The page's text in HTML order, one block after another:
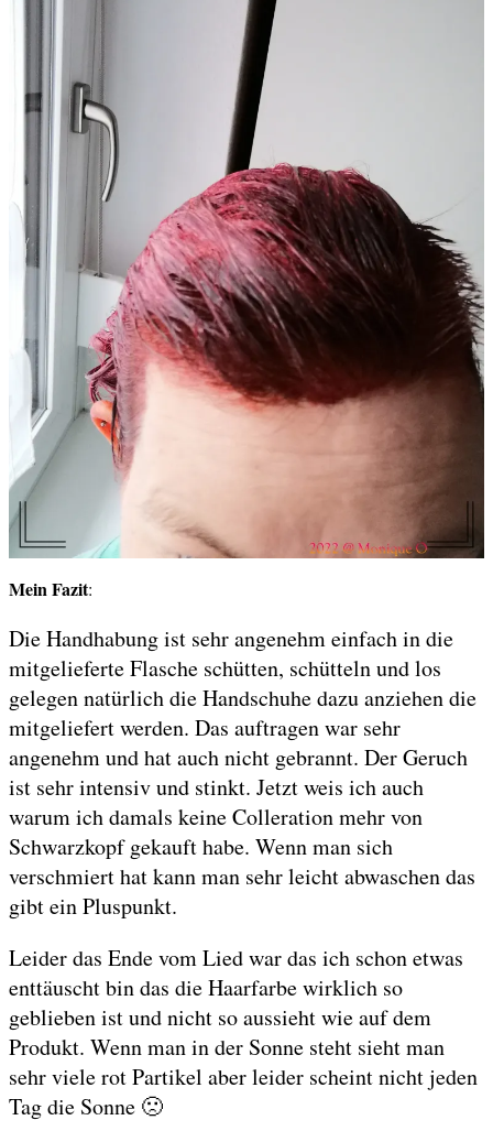
Mein Fazit:
Die Handhabung ist sehr angenehm einfach in die
mitgelieferte Flasche schütten, schütteln und los
gelegen natürlich die Handschuhe dazu anziehen die
mitgeliefert werden. Das auftragen war sehr
angenehm und hat auch nicht gebrannt. Der Geruch
ist sehr intensiv und stinkt. Jetzt weis ich auch
warum ich damals keine Colleration mehr von
Schwarzkopf gekauft habe. Wenn man sich
verschmiert hat kann man sehr leicht abwaschen das
gibt ein Pluspunkt.
Leider das Ende vom Lied war das ich schon etwas
enttäuscht bin das die Haarfarbe wirklich so
geblieben ist und nicht so aussieht wie auf dem
Produkt. Wenn man in der Sonne steht sieht man
sehr viele rot Partikel aber leider scheint nicht jeden
Tag die Sonne 🙁